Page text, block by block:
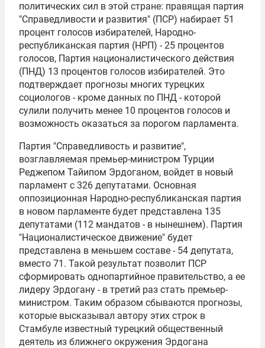
политических сил в этой стране: правящая партия
"Справедливости и развития" (ПСР) набирает 51
процент голосов избирателей, Народно-
республиканская партия (НРП) - 25 процентов
голосов, Партия националистического действия
(ПНД) 13 процентов голосов избирателей. Это
подтверждает прогнозы многих турецких
социологов - кроме данных по ПНД - которой
сулили получить менее 10 процентов голосов и
возможность оказаться за порогом парламента.
Партия "Справедливость и развитие",
возглавляемая премьер-министром Турции
Реджепом Тайипом Эрдоганом, войдет в новый
парламент с 326 депутатами. Основная
оппозиционная Народно-республиканская партия
в новом парламенте будет представлена 135
депутатами (112 мандатов - в нынешнем). Партия
"Националистическое движение" будет
представлена в меньшем составе - 54 депутата,
вместо 71. Такой результат позволит ПСР
сформировать однопартийное правительство, а ее
лидеру Эрдогану - в третий раз стать премьер-
министром. Таким образом сбываются прогнозы,
которые высказывал автору этих строк в
Стамбуле известный турецкий общественный
деятель из ближнего окружения Эрдогана